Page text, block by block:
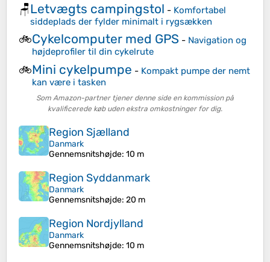
🪑Letvægts campingstol - Komfortabel
siddeplads der fylder minimalt i rygsækken
🚲Cykelcomputer med GPS - Navigation og
højdeprofiler til din cykelrute
🚲Mini cykelpumpe - Kompakt pumpe der nemt
kan være i tasken
Som Amazon-partner tjener denne side en kommission på
kvalificerede køb uden ekstra omkostninger for dig.
Region Sjælland
Danmark
Gennemsnitshøjde: 10 m
Region Syddanmark
Danmark
Gennemsnitshøjde: 20 m
Region Nordjylland
Danmark
Gennemsnitshøjde: 10 m